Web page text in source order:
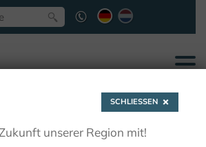
SCHLIESSEN
unserer Region mit!